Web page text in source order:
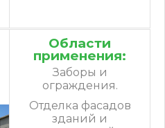
Области
применения:
Заборы и
ограждения.
Отделка фасадов
зданий и